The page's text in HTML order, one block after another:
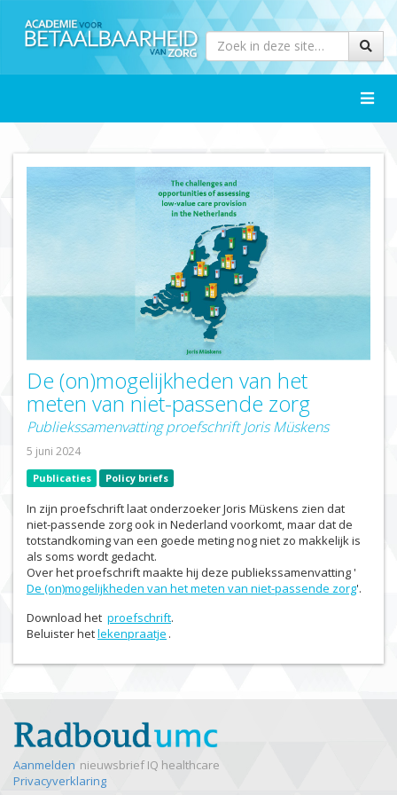
Toggle
De (on)mogelijkheden van het
meten van niet-passende zorg
Publiekssamenvatting proefschrift Joris Müskens
5 juni 2024
Publicaties Policy briefs
In zijn proefschrift laat onderzoeker Joris Müskens zien dat
niet-passende zorg ook in Nederland voorkomt, maar dat de
totstandkoming van een goede meting nog niet zo makkelijk is
als soms wordt gedacht.
Over het proefschrift maakte hij deze publiekssamenvatting '
De (on)mogelijkheden van het meten van niet-passende zorg'.
Download het proefschrift.
Beluister hetlekenpraatje .
Aanmelden nieuwsbrief IQ healthcare
Privacyverklaring